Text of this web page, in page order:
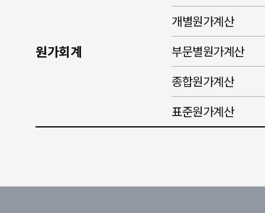
원가회계
개별원가계산
부문별원가계산
종합원가계산
표준원가계산